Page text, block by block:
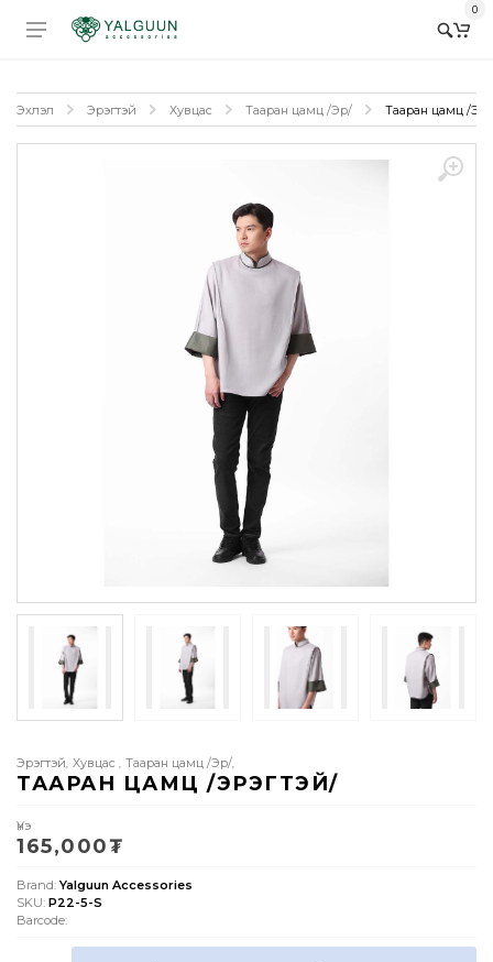
0
Эхлэл Эрэгтэй Хувцас Тааран цамц /Эр/ Тааран цамц /
Эрэгтэй Хувцас Тааран цамц /Эр/
ТААРАН ЦАМЦ /ЭРЭГТЭЙ/
Үнэ
165,000₮
Brand: Yalguun Accessories
SKU: P22-5-S
Barcode: